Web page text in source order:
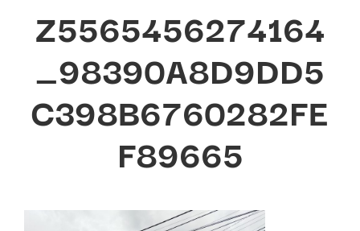
Z5565456274164
_98390A8D9DD5
C398B6760282FE
F89665